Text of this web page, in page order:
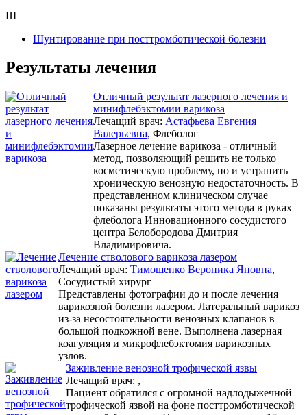
Ш
Шунтирование при посттромботической болезни
Результаты лечения
Отличный результат лазерного лечения и
минифлебэктомии варикоза
Лечащий врач: Астафьева Евгения
Валерьевна, Флеболог
Лазерное лечение варикоза - отличный
метод, позволяющий решить не только
косметическую проблему, но и устранить
хроническую венозную недостаточность. В
представленном клиническом случае
показаны результаты этого метода в руках
флеболога Инновационного сосудистого
центра Белобородова Дмитрия
Владимировича.
Лечение стволового варикоза лазером
Лечащий врач: Тимошенко Вероника Яновна,
Сосудистый хирург
Представлены фотографии до и после лечения
варикозной болезни лазером. Латеральный варикоз
из-за несостоятельности венозных клапанов в
большой подкожной вене. Выполнена лазерная
коагуляция и микрофлебэктомия варикозных
узлов.
Заживление венозной трофической язвы
Лечащий врач: ,
Пациент обратился с огромной надлодыжечной
трофической язвой на фоне посттромботической